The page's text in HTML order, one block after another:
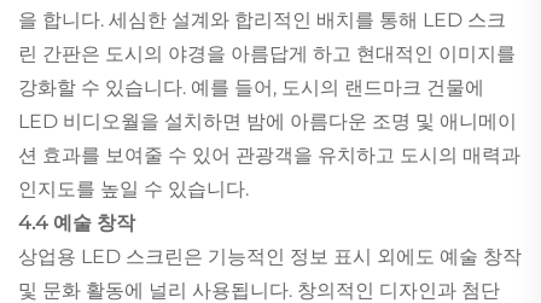
을 합니다. 세심한 설계와 합리적인 배치를 통해 LED 스크
린 간판은 도시의 야경을 아름답게 하고 현대적인 이미지를
강화할 수 있습니다. 예를 들어, 도시의 랜드마크 건물에
LED 비디오월을 설치하면 밤에 아름다운 조명 및 애니메이
션 효과를 보여줄 수 있어 관광객을 유치하고 도시의 매력과
인지도를 높일 수 있습니다.
4.4 예술 창작
상업용 LED 스크린은 기능적인 정보 표시 외에도 예술 창작
및 문화 활동에 널리 사용됩니다. 창의적인 디자인과 첨단